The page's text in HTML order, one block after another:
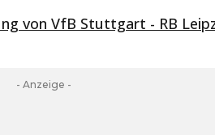
von VfB Stuttgart - RB
- Anzeige -